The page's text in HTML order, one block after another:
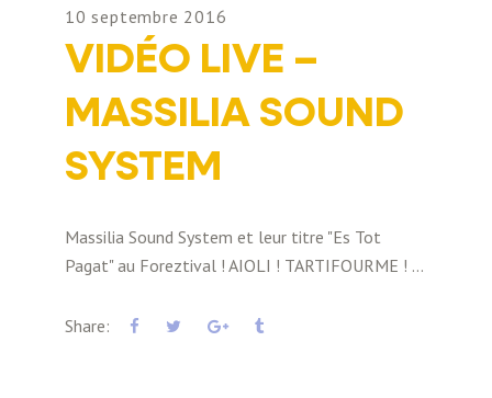
10 septembre 2016
VIDÉO LIVE –
MASSILIA SOUND
SYSTEM
Massilia Sound System et leur titre "Es Tot
Pagat" au Foreztival ! AIOLI ! TARTIFOURME !
Share: